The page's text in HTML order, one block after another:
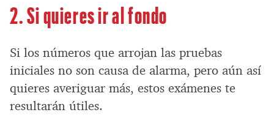
2. Si quieres ir al fondo
Si los números que arrojan las pruebas
iniciales no son causa de alarma, pero aún así
quieres averiguar más, estos exámenes te
resultarán útiles.